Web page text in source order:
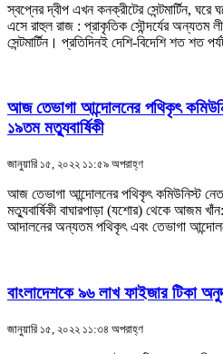
স্বপ্নের দ্বীপ এখন কনক্রীটের সেন্টমার্টিন, ঘরে
এসে রাহুল রাজ : প্রাকৃতিক সৌন্দর্যের অন্যতম
সেন্টমার্টিন। প্রতিদিনই দেশি-বিদেশি শত শত
আজ তেভাগা আন্দোলনের পথিকৃৎ
১৯তম মত্যুবার্ষিকী
জানুয়ারি ১৫, ২০২২ ১১:৫৯ অপরাহ্ণ
আজ তেভাগা আন্দোলনের পথিকৃৎ কমিউনিস্ট
মত্যুবার্ষিকী বাঘারপাড়া (যশোর) থেকে আজম
আদালনের অন্যতম পথিকৃৎ এবং তেভাগা
বাংলাদেশকে ৯৬ লাখ ফাইজার টিকা
জানুয়ারি ১৫, ২০২২ ১১:৩৪ অপরাহ্ণ